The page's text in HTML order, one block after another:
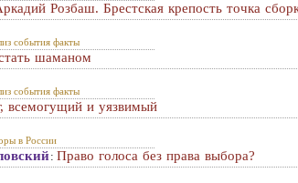
Розбаш. Брестская крепость точка
события факты
шаманом
события факты
всемогущий и уязвимый
в России
: Право голоса без права выбора?